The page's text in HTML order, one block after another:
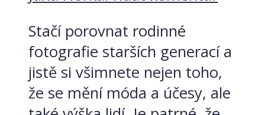
Stačí porovnat rodinné
fotografie starších generací a
jistě si všimnete nejen toho,
že se mění móda a účesy, ale